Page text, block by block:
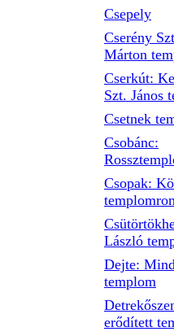
Csepely
Cserény
Márton
Cserkút:
Szt. János
Csetnek
Csobánc:
Csopak:
László
Dejte:
templom
erődített